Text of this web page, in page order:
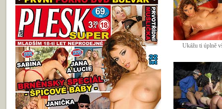
Ukážu ti úplně